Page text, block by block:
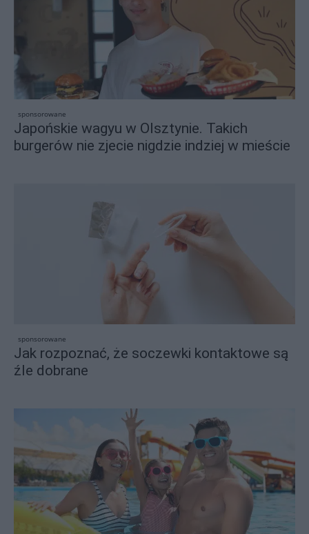
sponsorowane
Japońskie wagyu w Olsztynie. Takich
burgerów nie zjecie nigdzie indziej w mieście
sponsorowane
Jak rozpoznać, że soczewki kontaktowe są
źle dobrane